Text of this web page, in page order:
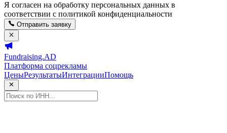
Я согласен на обработку персональных данных в
соответствии с политикой конфиденциальности
Отправить заявку
Fundraising.AD
Платформа соцрекламы
ЦеныРезультатыИнтеграцииПомощь